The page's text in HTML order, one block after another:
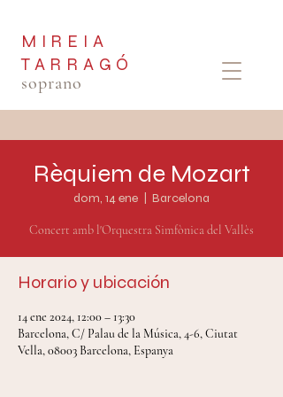
MIREIA
TARRAGÓ
soprano
Rèquiem de Mozart
dom, 14 ene Barcelona
Concert amb l'Orquestra Simfònica del Vallès
Horario y ubicación
14 ene 2024, 12:00 – 13:30
Barcelona, C/ Palau de la Música, 4-6, Ciutat
Vella, 08003 Barcelona, Espanya